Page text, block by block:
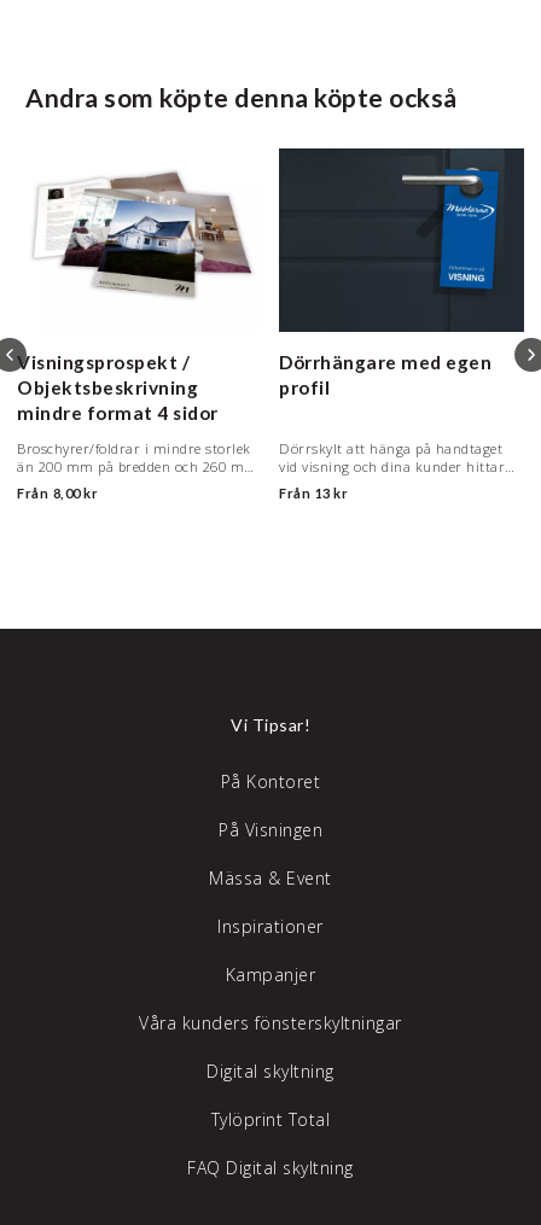
Andra som köpte denna köpte också
Visningsprospekt /
Objektsbeskrivning
mindre format 4 sidor
Broschyrer/foldrar i mindre storlek
än 200 mm på bredden och 260 mm
på höjden
Från 8,00 kr
Dörrhängare med egen
profil
Dörrskylt att hänga på handtaget
vid visning och dina kunder hittar
rätt.
Från 13 kr
Vi Tipsar!
På Kontoret
På Visningen
Mässa & Event
Inspirationer
Kampanjer
Våra kunders fönsterskyltningar
Digital skyltning
Tylöprint Total
FAQ Digital skyltning